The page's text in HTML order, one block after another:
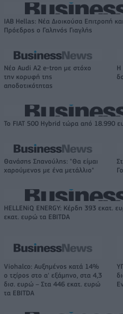
IAB Hellas: Νέα Διοικούσα Επιτροπή
Πρόεδρος ο Γαληνός Γιαγλής
Νέο Audi A2 e-tron με στόχο
την κορυφή της
αποδοτικότητας
Η
Το FIAT 500 Hybrid τώρα από 18.990
Θανάσης Σπανούλης: "Θα είμαι
χαρούμενος με ένα μετάλλιο"
HELLENiQ ENERGY: Κέρδη 393 εκατ.
εκατ. ευρώ τα EBITDA
Viohalco: Αυξημένος κατά 14%
ο τζίρος στο α' εξάμηνο, στα 4,3
δισ. ευρώ – Στα 446 εκατ. ευρώ
τα EBITDA